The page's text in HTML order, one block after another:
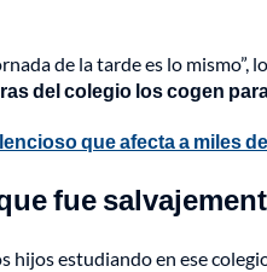
de la tarde es lo
del colegio los cogen
que afecta a miles
fue
hijos estudiando en ese